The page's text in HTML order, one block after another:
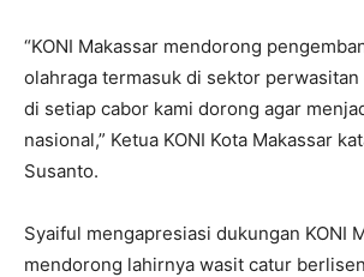
“KONI Makassar mendorong
olahraga termasuk di sektor perwasitan
di setiap cabor kami dorong agar
nasional,” Ketua KONI Kota Makassar
Susanto.
Syaiful mengapresiasi dukungan KONI
mendorong lahirnya wasit catur